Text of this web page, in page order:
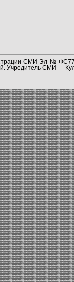
СМИ Эл №
Учредитель СМИ —